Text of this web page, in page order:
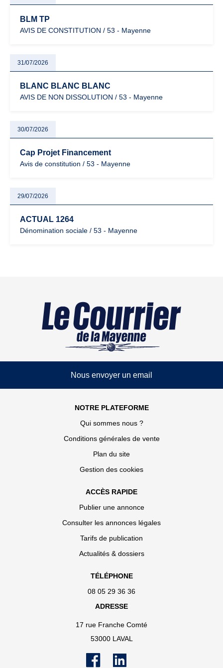
BLM TP
AVIS DE CONSTITUTION / 53 - Mayenne
31/07/2026
BLANC BLANC BLANC
AVIS DE NON DISSOLUTION / 53 - Mayenne
30/07/2026
Cap Projet Financement
Avis de constitution / 53 - Mayenne
29/07/2026
ACTUAL 1264
Dénomination sociale / 53 - Mayenne
Nous envoyer un email
NOTRE PLATEFORME
Qui sommes nous ?
Conditions générales de vente
Plan du site
Gestion des cookies
ACCÈS RAPIDE
Publier une annonce
Consulter les annonces légales
Tarifs de publication
Actualités & dossiers
TÉLÉPHONE
08 05 29 36 36
ADRESSE
17 rue Franche Comté
53000 LAVAL